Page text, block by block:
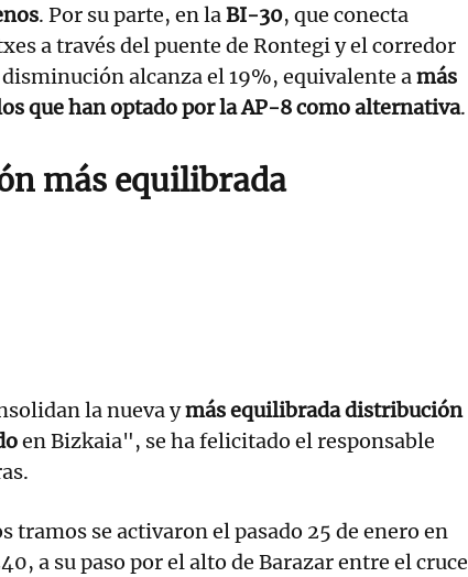
. Por su parte, en laBI-30, que conecta
a través del puente de Rontegi y el corredor
alcanza el 19%, equivalente amás
que han optado por la AP-8 como alternativa.
más equilibrada
la nueva ymás equilibrada distribución
en Bizkaia", se ha felicitado el responsable
tramos se activaron el pasado 25 de enero en
a su paso por el alto de Barazar entre el cruce